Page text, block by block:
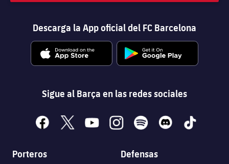
Descarga la App oficial del FC Barcelona
Sigue al Barça en las redes sociales
facebook
x youtubeinstagramspotify discord tiktok
Porteros Defensas